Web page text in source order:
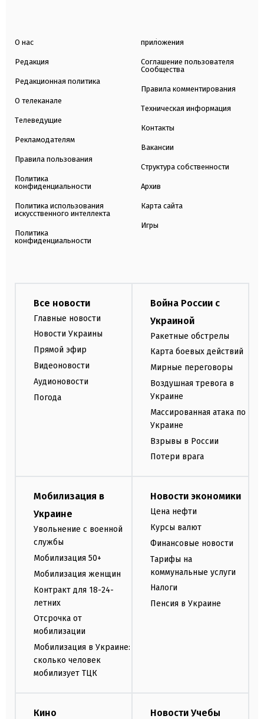
О нас
Редакция
Редакционная политика
О телеканале
Телеведущие
Рекламодателям
Правила пользования
Политика
конфиденциальности
Политика использования
искусственного интеллекта
Политика
конфиденциальности
приложения
Соглашение пользователя
Сообщества
Правила комментирования
Техническая информация
Контакты
Вакансии
Структура собственности
Архив
Карта сайта
Игры
Все новости
Главные новости
Новости Украины
Прямой эфир
Видеоновости
Аудионовости
Погода
Война России с
Украиной
Ракетные обстрелы
Карта боевых действий
Мирные переговоры
Воздушная тревога в
Украине
Массированная атака по
Украине
Взрывы в России
Потери врага
Мобилизация в
Украине
Увольнение с военной
службы
Мобилизация 50+
Мобилизация женщин
Контракт для 18-24-
летних
Отсрочка от
мобилизации
Мобилизация в Украине:
сколько человек
мобилизует ТЦК
Новости экономики
Цена нефти
Курсы валют
Финансовые новости
Тарифы на
коммунальные услуги
Налоги
Пенсия в Украине
Кино Новости Учебы